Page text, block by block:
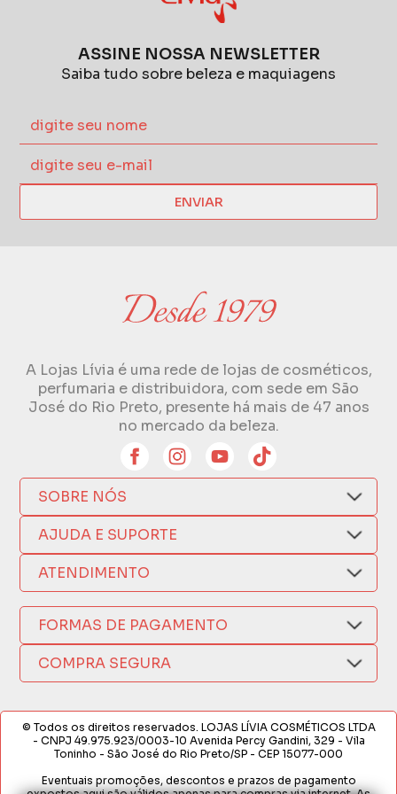
ASSINE NOSSA NEWSLETTER
Saiba tudo sobre beleza e maquiagens
ENVIAR
A Lojas Lívia é uma rede de lojas de cosméticos,
perfumaria e distribuidora, com sede em São
José do Rio Preto, presente há mais de 47 anos
no mercado da beleza.
SOBRE NÓS
Quem Somos
Compra Segura
Como Comprar
Nossas Lojas
Política de Privacidade
AJUDA E SUPORTE
Nosso Aplicativo
Trocas e Devoluções
Formas de Pagamento
Fretes e Entregas
Fabricantes
Termos de Compra e Venda
ATENDIMENTO
(17) 3209-9595
sacweb@lojaslivia.com.br
FORMAS DE PAGAMENTO
COMPRA SEGURA
© Todos os direitos reservados. LOJAS LÍVIA COSMÉTICOS LTDA
- CNPJ 49.975.923/0003-10 Avenida Percy Gandini, 329 - Vila
Toninho - São José do Rio Preto/SP - CEP 15077-000
Eventuais promoções, descontos e prazos de pagamento